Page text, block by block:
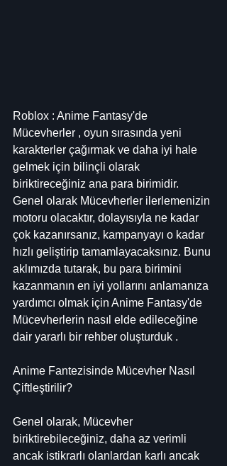
Roblox : Anime Fantasy'de
Mücevherler , oyun sırasında yeni
karakterler çağırmak ve daha iyi hale
gelmek için bilinçli olarak
biriktireceğiniz ana para birimidir.
Genel olarak Mücevherler ilerlemenizin
motoru olacaktır, dolayısıyla ne kadar
çok kazanırsanız, kampanyayı o kadar
hızlı geliştirip tamamlayacaksınız. Bunu
aklımızda tutarak, bu para birimini
kazanmanın en iyi yollarını anlamanıza
yardımcı olmak için Anime Fantasy'de
Mücevherlerin nasıl elde edileceğine
dair yararlı bir rehber oluşturduk .
Anime Fantezisinde Mücevher Nasıl
Çiftleştirilir?
Genel olarak, Mücevher
biriktirebileceğiniz, daha az verimli
ancak istikrarlı olanlardan karlı ancak